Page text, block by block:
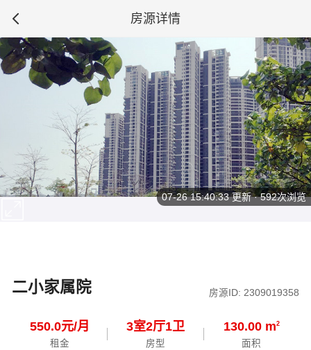
房源详情
二小家属院 房源ID: 2309019358
550.0元/月
租金
3室2厅1卫
房型
130.00 m2
面积
07-26 15:40:33更新 · 592次浏览